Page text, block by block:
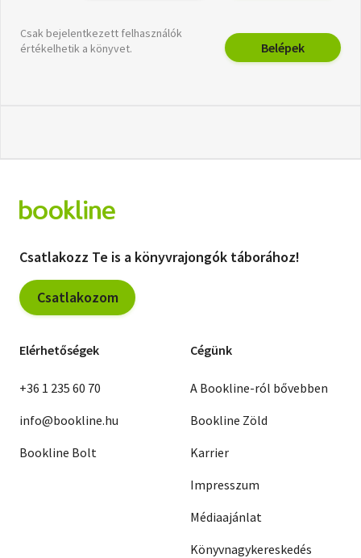
Csak bejelentkezett felhasználók
értékelhetik a könyvet.
Belépek
Csatlakozz Te is a könyvrajongók táborához!
Csatlakozom
Elérhetőségek
+36 1 235 60 70
info@bookline.hu
Bookline Bolt
Cégünk
A Bookline-ról bővebben
Bookline Zöld
Karrier
Impresszum
Médiaajánlat
Könyvnagykereskedés